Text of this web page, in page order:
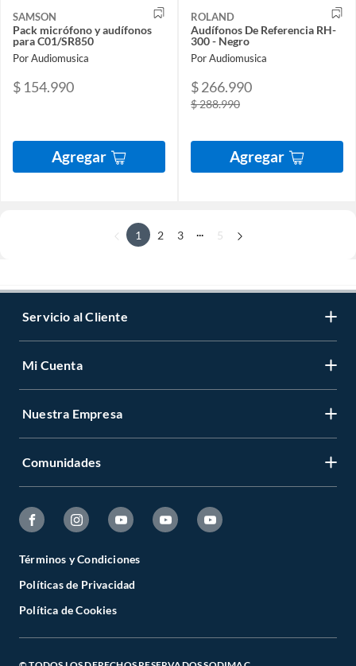
SAMSON
Pack micrófono y audífonos
para C01/SR850
Por Audiomusica
$ 154.990
Agregar
ROLAND
Audífonos De Referencia RH-
300 - Negro
Por Audiomusica
$ 266.990
$ 288.990
Agregar
1 2 3 5
Servicio al Cliente
Mi Cuenta
Nuestra Empresa
Comunidades
Términos y Condiciones
Políticas de Privacidad
Política de Cookies